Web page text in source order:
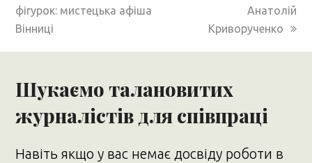
фігурок: мистецька афіша
Вінниці
Анатолій
Криворученко
Шукаємо талановитих
журналістів для співпраці
Навіть якщо у вас немає досвіду роботи в